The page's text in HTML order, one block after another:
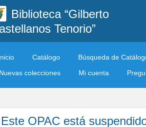
Biblioteca “Gilberto
Tenorio”
Catálogo
Búsqueda de
Nuevas colecciones
Mi cuenta
OPAC está